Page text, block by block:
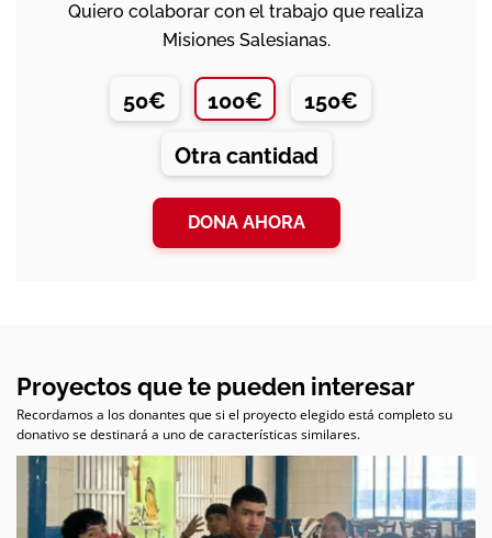
Quiero colaborar con el trabajo que realiza
Misiones Salesianas.
50€ 100€ 150€
Otra cantidad
DONA AHORA
Proyectos que te pueden interesar
Recordamos a los donantes que si el proyecto elegido está completo su
donativo se destinará a uno de características similares.